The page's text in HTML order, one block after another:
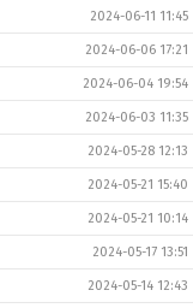
2024-06-11 11:45
2024-06-06 17:21
2024-06-04 19:54
2024-06-03 11:35
2024-05-28 12:13
2024-05-21 15:40
2024-05-21 10:14
2024-05-17 13:51
2024-05-14 12:43